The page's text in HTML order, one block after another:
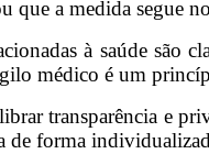
que a medida segue
à saúde são
médico é um
transparência e
de forma